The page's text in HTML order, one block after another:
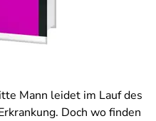
Mann leidet im Lauf des
Doch wo finden